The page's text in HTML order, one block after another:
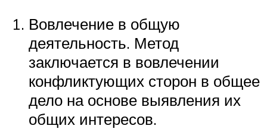
Вовлечение в общую
деятельность. Метод
заключается в вовлечении
конфликтующих сторон в общее
дело на основе выявления их
общих интересов.